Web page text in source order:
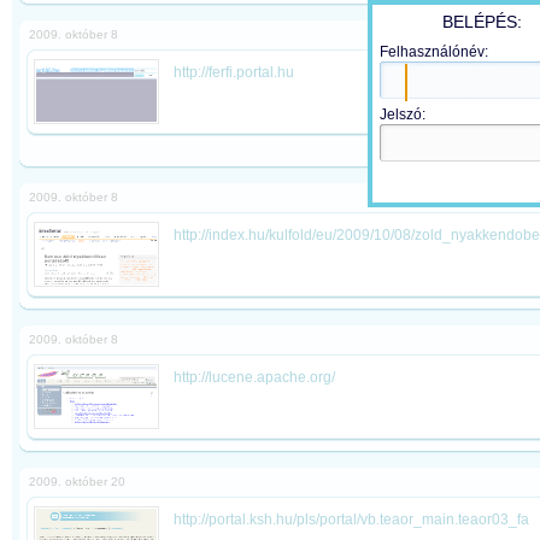
2009. október 8
http://ferfi.portal.hu
2009. október 8
http://index.hu/kulfold/eu/2009/10/08/
2009. október 8
http://lucene.apache.org/
2009. október 20
http://portal.ksh.hu/pls/portal/vb.teaor_main.teaor03_fa
BELÉPÉS:
Felhasználónév:
Jelszó: